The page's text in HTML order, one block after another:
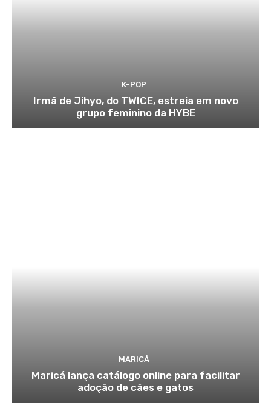
K-POP
Irmã de Jihyo, do TWICE, estreia em novo
grupo feminino da HYBE
MARICÁ
Maricá lança catálogo online para facilitar
adoção de cães e gatos